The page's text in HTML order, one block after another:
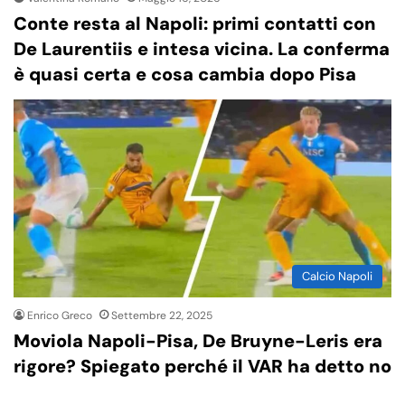
Conte resta al Napoli: primi contatti con
De Laurentiis e intesa vicina. La conferma
è quasi certa e cosa cambia dopo Pisa
Calcio Napoli
Enrico Greco Settembre 22, 2025
Moviola Napoli-Pisa, De Bruyne-Leris era
rigore? Spiegato perché il VAR ha detto no